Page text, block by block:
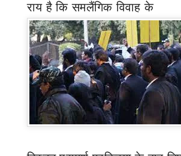
राय है कि समलैंगिक विवाह के